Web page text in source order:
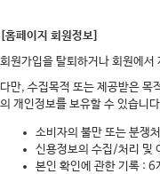
[홈페이지 회원정보]
회원가입을 탈퇴하거나 회원에서
다만, 수집목적 또는 제공받은 목
의 개인정보를 보유할 수 있습니
소비자의 불만 또는 분쟁
신용정보의 수집/처리 및
본인 확인에 관한 기록 :